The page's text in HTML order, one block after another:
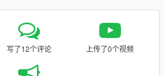
写了12个评论 上传了0个视频